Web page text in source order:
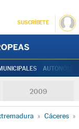
SUSCRÍBETE
2009
» Cáceres »